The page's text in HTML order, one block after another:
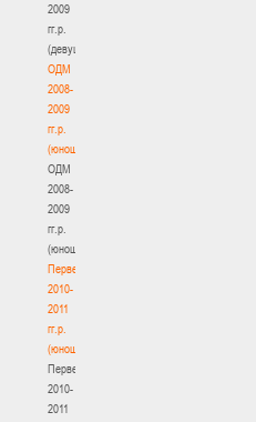
2009
гг.р.
(девушки)
ОДМ
2008-
2009
гг.р.
(юноши)
ОДМ
2008-
2009
гг.р.
(юноши)
Первенство
2010-
2011
гг.р.
(юноши)
Первенство
2010-
2011